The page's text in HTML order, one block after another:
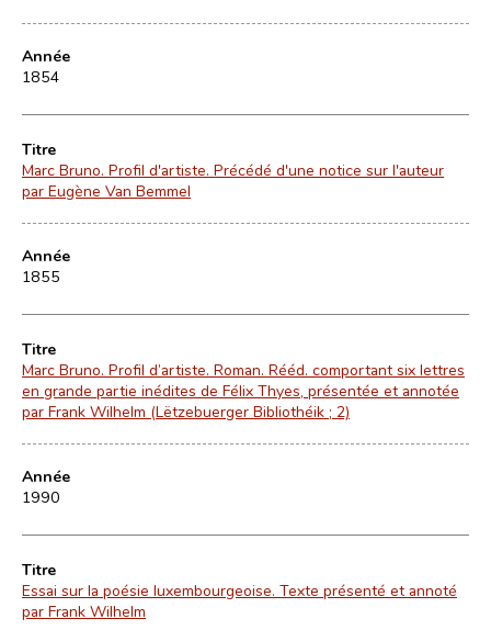
Année
1854
Titre
Marc Bruno. Profil d'artiste. Précédé d'une notice sur l'auteur
par Eugène Van Bemmel
Année
1855
Titre
Marc Bruno. Profil d’artiste. Roman. Rééd. comportant six lettres
en grande partie inédites de Félix Thyes, présentée et annotée
par Frank Wilhelm (Lëtzebuerger Bibliothéik ; 2)
Année
1990
Titre
Essai sur la poésie luxembourgeoise. Texte présenté et annoté
par Frank Wilhelm